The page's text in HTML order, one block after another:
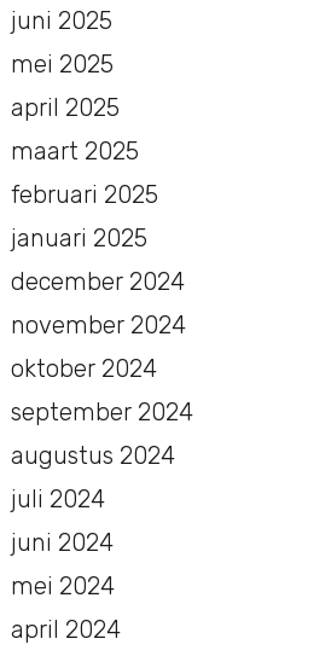
juni 2025
mei 2025
april 2025
maart 2025
februari 2025
januari 2025
december 2024
november 2024
oktober 2024
september 2024
augustus 2024
juli 2024
juni 2024
mei 2024
april 2024